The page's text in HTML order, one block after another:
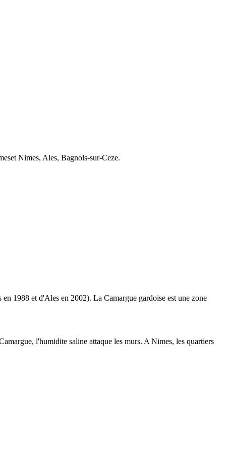
et Nimes, Ales, Bagnols-sur-Ceze.
1988 et d'Ales en 2002). La Camargue gardoise est une zone
l'humidite saline attaque les murs. A Nimes, les quartiers